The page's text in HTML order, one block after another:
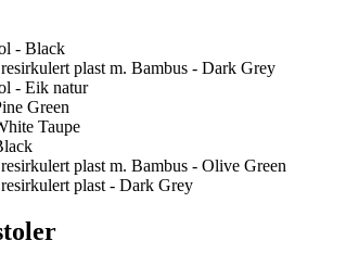
- Black
plast m. Bambus - Dark Grey
- Eik natur
Green
Taupe
plast m. Bambus - Olive Green
plast - Dark Grey